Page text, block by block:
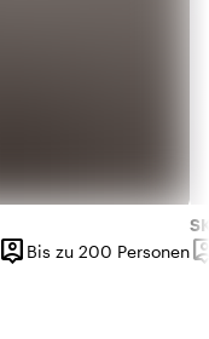
person_pin
Kapazität
Bis zu 200 Personen